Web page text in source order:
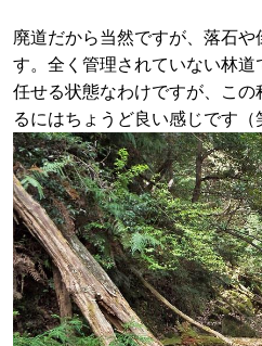
廃道だから当然ですが、落石や
す。全く管理されていない林
任せる状態なわけですが、こ
るにはちょうど良い感じです（